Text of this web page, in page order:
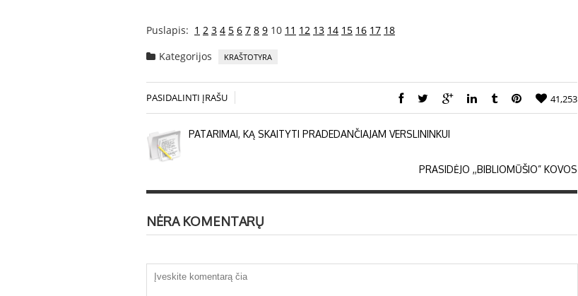
Puslapis: 1 2 3 4 5 6 7 8 9 10 11 12 13 14 15 16 17 18
Kategorijos
KRAŠTOTYRA
PASIDALINTI ĮRAŠU 41,253
PATARIMAI, KĄ SKAITYTI PRADEDANČIAJAM VERSLININKUI
PRASIDĖJO ,,BIBLIOMŪŠIO” KOVOS
NĖRA KOMENTARŲ